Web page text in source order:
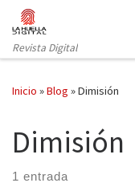
Saltar al contenido
Revista Digital
Inicio »Blog »Dimisión
Dimisión
1 entrada